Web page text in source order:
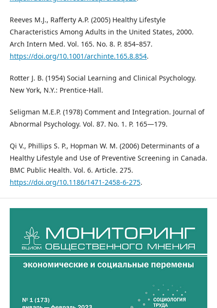
Reeves M.J., Rafferty A.P. (2005) Healthy Lifestyle
Characteristics Among Adults in the United States, 2000.
Arch Intern Med. Vol. 165. No. 8. P. 854–857.
https://doi.org/10.1001/archinte.165.8.854.
Rotter J. B. (1954) Social Learning and Clinical Psychology.
New York, N.Y.: Prentice-Hall.
Seligman M.E.P. (1978) Comment and Integration. Journal of
Abnormal Psychology. Vol. 87. No. 1. P. 165—179.
Qi V., Phillips S. P., Hopman W. M. (2006) Determinants of a
Healthy Lifestyle and Use of Preventive Screening in Canada.
BMC Public Health. Vol. 6. Article. 275.
https://doi.org/10.1186/1471-2458-6-275.